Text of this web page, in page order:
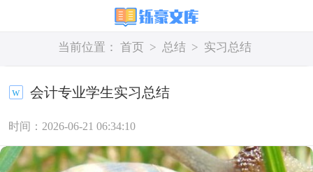
当前位置： 首页 > 总结 > 实习总结
会计专业学生实习总结
时间：2026-06-21 06:34:10